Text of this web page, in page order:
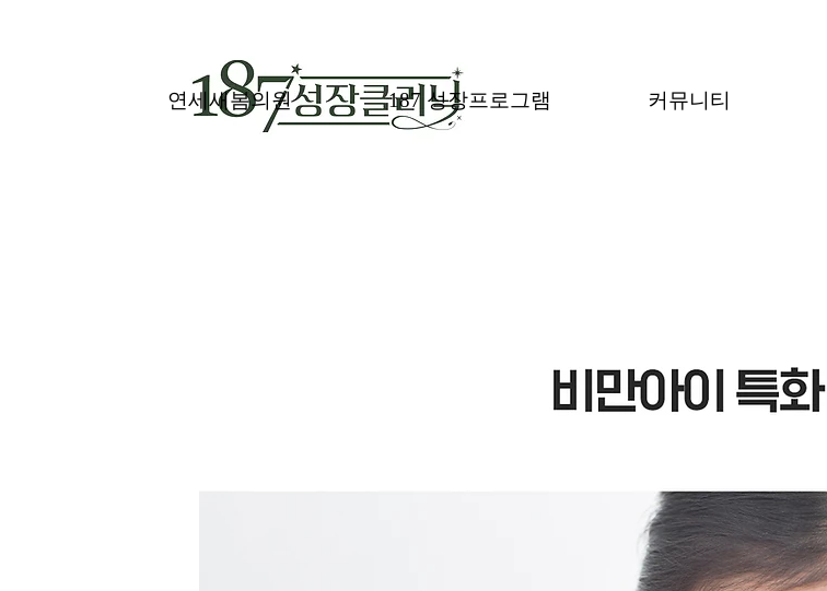
연세새봄의원 187 성장프로그램 커뮤니티